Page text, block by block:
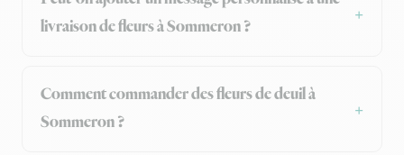
livraison de fleurs à Sommeron ?
Comment commander des fleurs de deuil à
Sommeron ?